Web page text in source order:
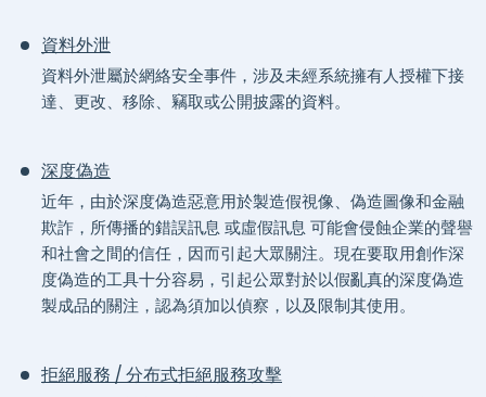
資料外泄
資料外泄屬於網絡安全事件，涉及未經系統擁有人授權下接
達、更改、移除、竊取或公開披露的資料。
深度偽造
近年，由於深度偽造惡意用於製造假視像、偽造圖像和金融
欺詐，所傳播的錯誤訊息 或虛假訊息 可能會侵蝕企業的聲譽
和社會之間的信任，因而引起大眾關注。現在要取用創作深
度偽造的工具十分容易，引起公眾對於以假亂真的深度偽造
製成品的關注，認為須加以偵察，以及限制其使用。
拒絕服務 / 分布式拒絕服務攻擊